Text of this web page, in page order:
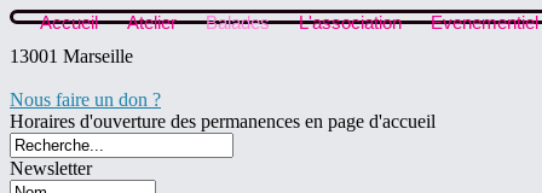
Accueil Atelier Balades L'association
Evenementiel
13001 Marseille
Nous faire un don ?
Horaires d'ouverture des permanences en page d'accueil
Newsletter